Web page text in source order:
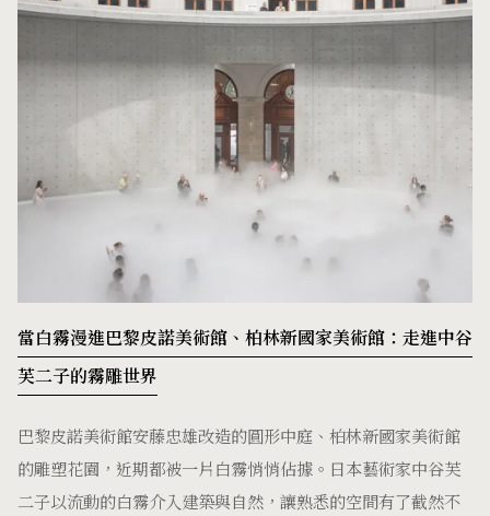
當白霧漫進巴黎皮諾美術館、柏林新國家美術館：走進中谷
芙二子的霧雕世界
巴黎皮諾美術館安藤忠雄改造的圓形中庭、柏林新國家美術館
的雕塑花園，近期都被一片白霧悄悄佔據。日本藝術家中谷芙
二子以流動的白霧介入建築與自然，讓熟悉的空間有了截然不